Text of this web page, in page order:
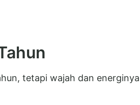
tetapi wajah dan energinya